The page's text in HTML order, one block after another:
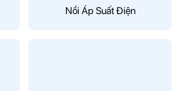
Nồi Áp Suất Điện